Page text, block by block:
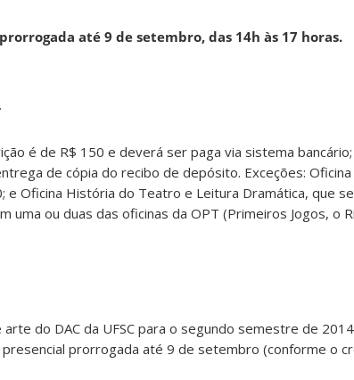
prorrogada até 9 de setembro, das 14h às 17 horas.
é de R$ 150 e deverá ser paga via sistema bancário;
de cópia do recibo de depósito. Exceções: Oficina
e Oficina História do Teatro e Leitura Dramática, que
uma ou duas das oficinas da OPT (Primeiros Jogos, o
do DAC da UFSC para o segundo semestre de
prorrogada até 9 de setembro (conforme o